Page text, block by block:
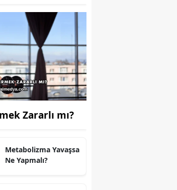
Zararlı mı?
Metabolizma Yavaşsa
Ne Yapmalı?